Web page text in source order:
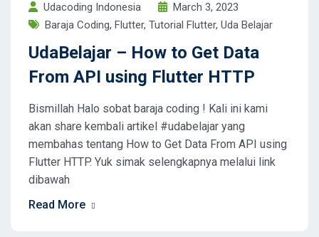
Udacoding Indonesia
March 3, 2023
Baraja Coding, Flutter, Tutorial Flutter, Uda Belajar
UdaBelajar – How to Get Data
From API using Flutter HTTP
Bismillah Halo sobat baraja coding ! Kali ini kami
akan share kembali artikel #udabelajar yang
membahas tentang How to Get Data From API using
Flutter HTTP. Yuk simak selengkapnya melalui link
dibawah
Read More